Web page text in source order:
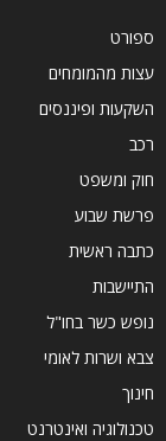
ספורט
עצות מהמומחים
השקעות ופיננסים
רכב
חוק ומשפט
פרשת שבוע
כתבה ראשית
התיישבות
נופש כשר בחו"ל
צבא ושרות לאומי
חינוך
טכנולוגיה ואינטרנט